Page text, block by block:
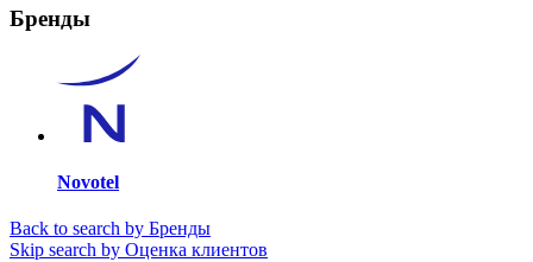
Бренды
Novotel
Back to search by Бренды
Skip search by Оценка клиентов